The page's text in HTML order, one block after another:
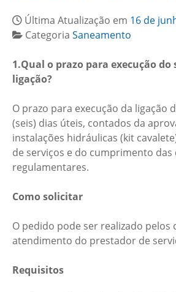
Última Atualização em 16 de
Categoria Saneamento
1.Qual o prazo para execução do
ligação?
O prazo para execução da ligação
(seis) dias úteis, contados da
instalações hidráulicas (kit
de serviços e do cumprimento das
regulamentares.
Como solicitar
O pedido pode ser realizado pelos
atendimento do prestador de
Requisitos